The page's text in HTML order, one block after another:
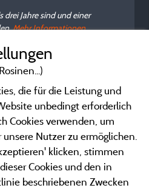
drei Jahre sind und einer
Mehr Informationen
die für die Leistung und
unbedingt erforderlich
Cookies verwenden, um
Nutzer zu ermöglichen.
klicken, stimmen
Cookies und den in
beschriebenen Zwecken